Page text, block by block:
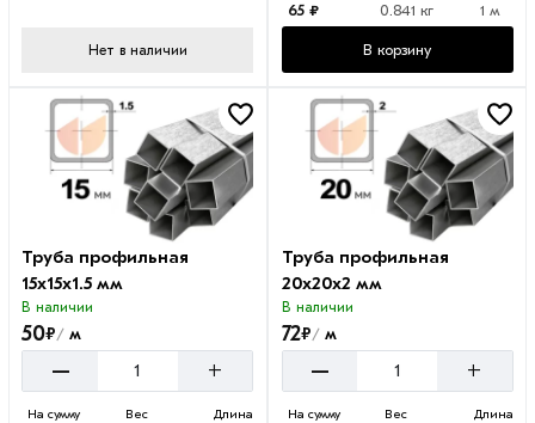
Нет в наличии
65 ₽ 0.841 кг 1 м
В корзину
Труба профильная
15х15х1.5 мм
В наличии
50₽/ м
– +
На сумму Вес Длина
Труба профильная
20х20х2 мм
В наличии
72₽/м
– +
На сумму Вес Длина